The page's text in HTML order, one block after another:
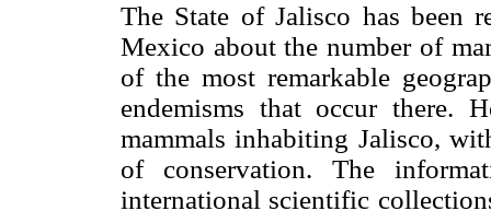
The State of Jalisco has been
Mexico about the number of
of the most remarkable
endemisms that occur there.
mammals inhabiting Jalisco,
of conservation. The
international scientific